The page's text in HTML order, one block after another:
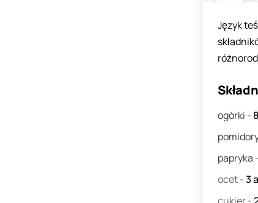
Język
ogórki -
papryka -
ocet-3